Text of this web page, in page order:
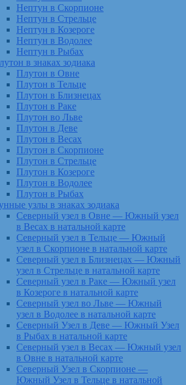
Нептун в Скорпионе
Нептун в Стрельце
Нептун в Козероге
Нептун в Водолее
Нептун в Рыбах
в знаках зодиака
Плутон в Овне
Плутон в Тельце
Плутон в Близнецах
Плутон в Раке
Плутон во Льве
Плутон в Деве
Плутон в Весах
Плутон в Скорпионе
Плутон в Стрельце
Плутон в Козероге
Плутон в Водолее
Плутон в Рыбах
узлы в знаках зодиака
Северный узел в Овне — Южный узел
в Весах в натальной карте
Северный узел в Тельце — Южный
узел в Скорпионе в натальной карте
Северный узел в Близнецах — Южный
узел в Стрельце в натальной карте
Северный узел в Раке — Южный узел
в Козероге в натальной карте
Северный узел во Льве — Южный
узел в Водолее в натальной карте
Северный Узел в Деве — Южный Узел
в Рыбах в натальной карте
Северный узел в Весах — Южный узел
в Овне в натальной карте
Северный Узел в Скорпионе —
Южный Узел в Тельце в натальной